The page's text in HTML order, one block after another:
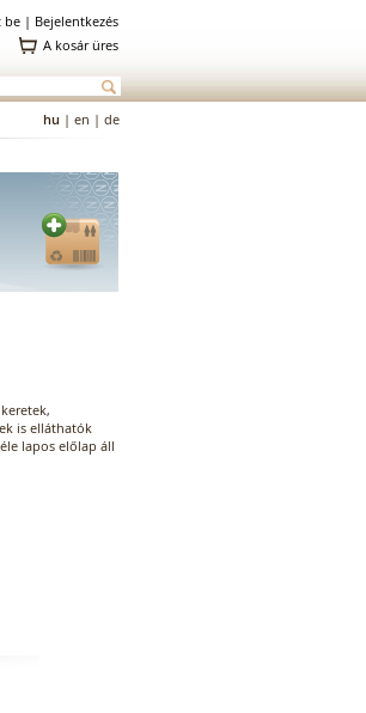
be | Bejelentkezés
A kosár üres
hu | en | de
is elláthatók
lapos előlap áll